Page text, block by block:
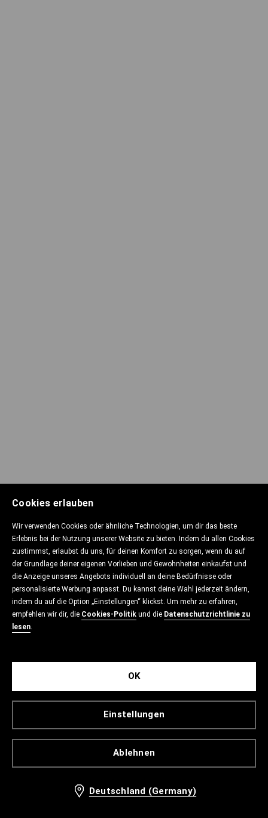
Cookies erlauben
Wir verwenden Cookies oder ähnliche Technologien, um dir das beste
Erlebnis bei der Nutzung unserer Website zu bieten. Indem du allen Cookies
zustimmst, erlaubst du uns, für deinen Komfort zu sorgen, wenn du auf
der Grundlage deiner eigenen Vorlieben und Gewohnheiten einkaufst und
die Anzeige unseres Angebots individuell an deine Bedürfnisse oder
personalisierte Werbung anpasst. Du kannst deine Wahl jederzeit ändern,
indem du auf die Option „Einstellungen“ klickst. Um mehr zu erfahren,
empfehlen wir dir, die Cookies-Politik und die Datenschutzrichtlinie zu
lesen.
Ablehnen
Einstellungen
OK
Deutschland (Germany)